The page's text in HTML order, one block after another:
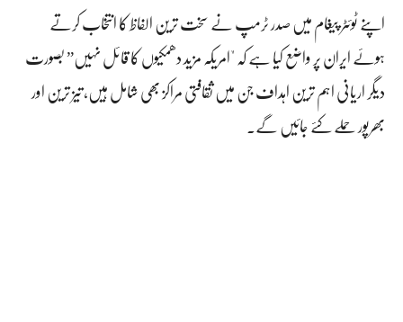
اپنے ٹوئٹر پیغام میں صدر ٹرمپ نے سخت ترین الفاظ کا انتخاب کرتے
ہوئے ایران پر واضع کیا ہے کہ "امریکہ مزید دھمکیوں کا قائل نہیں” بصورت
دیگر اریانی اہم ترین اہداف جن میں ثقافتی مراکز بھی شامل ہیں، تیز ترین اور
بھرپور حملے کئے جائیں گے۔